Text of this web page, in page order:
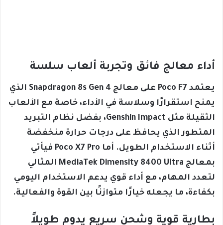
أداء معالج فائق وتجربة ألعاب سلسة
يعتمد Poco F7 على معالج Snapdragon 8s Gen 4 الذي
يمنح استقرارًا وسلاسة في الأداء، خاصة مع الألعاب
الثقيلة مثل Genshin Impact، بفضل نظام التبريد
المتطور الذي يحافظ على درجات حرارة منخفضة
أثناء الاستخدام الطويل. أما Poco X7 Pro فيأتي
بمعالج MediaTek Dimensity 8400 Ultra المثالي
لتعدد المهام، مع أداء قوي يدعم الاستخدام اليومي
بكفاءة، ما يجعله خيارًا متوازنًا بين القوة والفعالية.
بطارية قوية وشحن سريع يدوم طويلاً